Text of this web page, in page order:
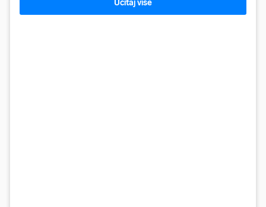
Učitaj više